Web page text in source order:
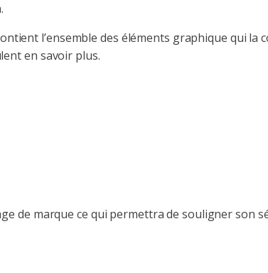
l’ensemble des éléments graphique qui la
en savoir plus.
de marque ce qui permettra de souligner son